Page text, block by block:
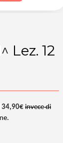
Lez. 12
34,90€ invece di